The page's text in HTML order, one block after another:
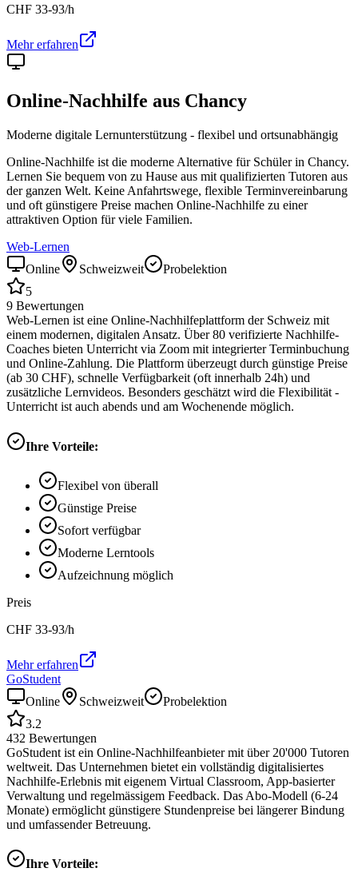
CHF 33-93/h
Mehr erfahren
Online-Nachhilfe aus Chancy
Moderne digitale Lernunterstützung - flexibel und ortsunabhängig
Online-Nachhilfe ist die moderne Alternative für Schüler in Chancy.
Lernen Sie bequem von zu Hause aus mit qualifizierten Tutoren aus
der ganzen Welt. Keine Anfahrtswege, flexible Terminvereinbarung
und oft günstigere Preise machen Online-Nachhilfe zu einer
attraktiven Option für viele Familien.
Web-Lernen
Online
Schweizweit
Probelektion
5
9 Bewertungen
Web-Lernen ist eine Online-Nachhilfeplattform der Schweiz mit
einem modernen, digitalen Ansatz. Über 80 verifizierte Nachhilfe-
Coaches bieten Unterricht via Zoom mit integrierter Terminbuchung
und Online-Zahlung. Die Plattform überzeugt durch günstige Preise
(ab 30 CHF), schnelle Verfügbarkeit (oft innerhalb 24h) und
zusätzliche Lernvideos. Besonders geschätzt wird die Flexibilität -
Unterricht ist auch abends und am Wochenende möglich.
Ihre Vorteile:
Flexibel von überall
Günstige Preise
Sofort verfügbar
Moderne Lerntools
Aufzeichnung möglich
Preis
CHF 33-93/h
Mehr erfahren
GoStudent
Online
Schweizweit
Probelektion
3.2
432 Bewertungen
GoStudent ist ein Online-Nachhilfeanbieter mit über 20'000 Tutoren
weltweit. Das Unternehmen bietet ein vollständig digitalisiertes
Nachhilfe-Erlebnis mit eigenem Virtual Classroom, App-basierter
Verwaltung und regelmässigem Feedback. Das Abo-Modell (6-24
Monate) ermöglicht günstigere Stundenpreise bei längerer Bindung
und umfassender Betreuung.
Ihre Vorteile: